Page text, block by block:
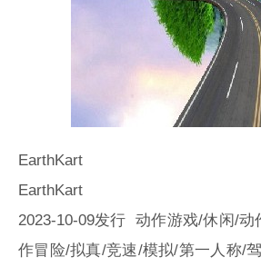
EarthKart
EarthKart
2023-10-09发行 动作游戏/休闲/
作冒险/拟真/竞速/模拟/第一人称/